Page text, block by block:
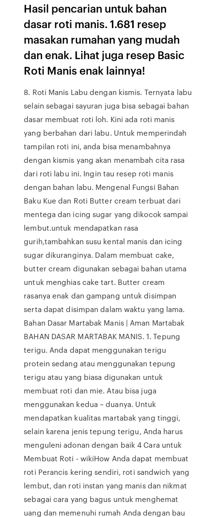
Hasil pencarian untuk bahan
dasar roti manis. 1.681 resep
masakan rumahan yang mudah
dan enak. Lihat juga resep Basic
Roti Manis enak lainnya!
8. Roti Manis Labu dengan kismis. Ternyata labu
selain sebagai sayuran juga bisa sebagai bahan
dasar membuat roti loh. Kini ada roti manis
yang berbahan dari labu. Untuk memperindah
tampilan roti ini, anda bisa menambahnya
dengan kismis yang akan menambah cita rasa
dari roti labu ini. Ingin tau resep roti manis
dengan bahan labu. Mengenal Fungsi Bahan
Baku Kue dan Roti Butter cream terbuat dari
mentega dan icing sugar yang dikocok sampai
lembut.untuk mendapatkan rasa
gurih,tambahkan susu kental manis dan icing
sugar dikuranginya. Dalam membuat cake,
butter cream digunakan sebagai bahan utama
untuk menghias cake tart. Butter cream
rasanya enak dan gampang untuk disimpan
serta dapat disimpan dalam waktu yang lama.
Bahan Dasar Martabak Manis | Aman Martabak
BAHAN DASAR MARTABAK MANIS. 1. Tepung
terigu. Anda dapat menggunakan terigu
protein sedang atau menggunakan tepung
terigu atau yang biasa digunakan untuk
membuat roti dan mie. Atau bisa juga
menggunakan kedua – duanya. Untuk
mendapatkan kualitas martabak yang tinggi,
selain karena jenis tepung terigu, Anda harus
menguleni adonan dengan baik 4 Cara untuk
Membuat Roti - wikiHow Anda dapat membuat
roti Perancis kering sendiri, roti sandwich yang
lembut, dan roti instan yang manis dan nikmat
sebagai cara yang bagus untuk menghemat
uang dan memenuhi rumah Anda dengan bau